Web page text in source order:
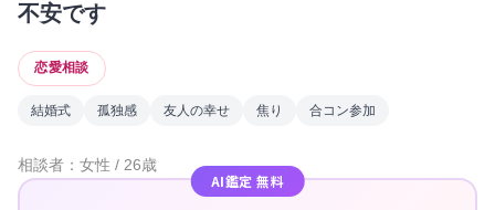
不安です
恋愛相談
結婚式 孤独感 友人の幸せ 焦り 合コン参加
相談者：女性 / 26歳
AI鑑定 無料